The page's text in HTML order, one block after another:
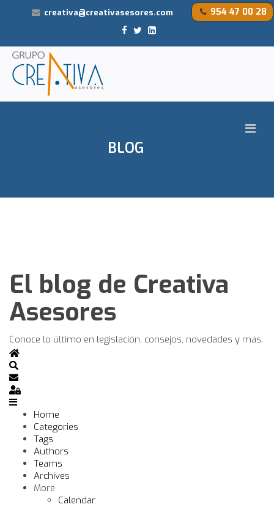
954 47 00 28
creativa@creativasesores.com
BLOG
El blog de Creativa
Asesores
Conoce lo último en legislación, consejos, novedades y más.
Home
Search
Subscribe to blog
Sign In
Home
Categories
Tags
Authors
Teams
Archives
More
Calendar